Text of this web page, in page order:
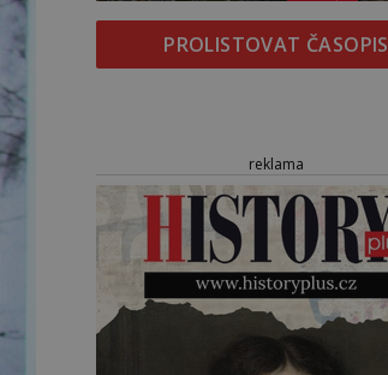
PROLISTOVAT ČASOPIS
reklama